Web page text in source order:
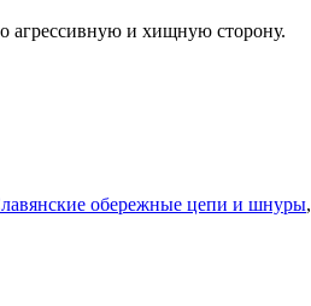
и хищную сторону.
обережные цепи и шнуры,